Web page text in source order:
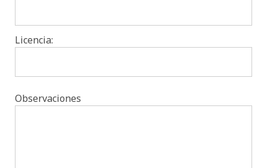
Licencia:
Observaciones